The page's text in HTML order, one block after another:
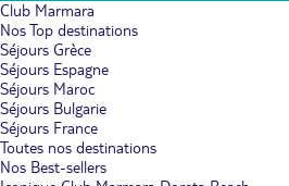
Club Marmara
Nos Top destinations
Séjours Grèce
Séjours Espagne
Séjours Maroc
Séjours Bulgarie
Séjours France
Toutes nos destinations
Nos Best-sellers